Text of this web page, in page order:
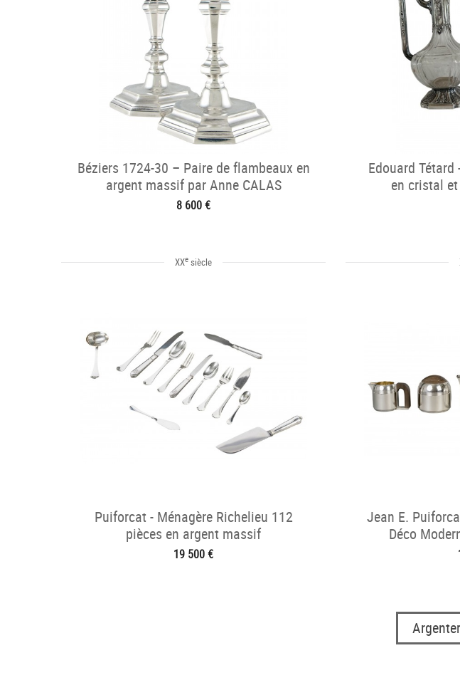
Béziers 1724-30 – Paire de flambeaux en
argent massif par Anne CALAS
8 600 €
Edouard
en cristal
XXe siècle
Puiforcat - Ménagère Richelieu 112
pièces en argent massif
19 500 €
Jean E.
Déco